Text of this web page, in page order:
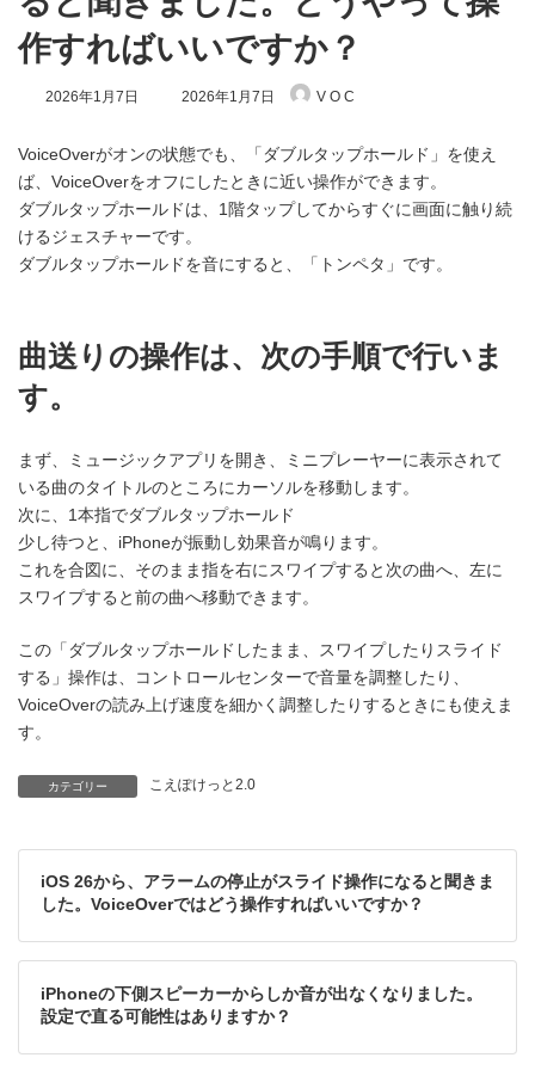
作すればいいですか？
2026年1月7日
最
新
時
:
2026年1月7日 V O C
VoiceOverがオンの状態でも、「ダブルタップホールド」を使え
ば、VoiceOverをオフにしたときに近い操作ができます。
ダブルタップホールドは、1階タップしてからすぐに画面に触り続
けるジェスチャーです。
ダブルタップホールドを音にすると、「トンペタ」です。
曲送りの操作は、次の手順で行いま
す。
まず、ミュージックアプリを開き、ミニプレーヤーに表示されて
いる曲のタイトルのところにカーソルを移動します。
次に、1本指でダブルタップホールド
少し待つと、iPhoneが振動し効果音が鳴ります。
これを合図に、そのまま指を右にスワイプすると次の曲へ、左に
スワイプすると前の曲へ移動できます。
この「ダブルタップホールドしたまま、スワイプしたりスライド
する」操作は、コントロールセンターで音量を調整したり、
VoiceOverの読み上げ速度を細かく調整したりするときにも使えま
す。
カテゴリー こえぽけっと2.0
iOS 26から、アラームの停止がスライド操作になると聞きま
した。VoiceOverではどう操作すればいいですか？
iPhoneの下側スピーカーからしか音が出なくなりました。
設定で直る可能性はありますか？